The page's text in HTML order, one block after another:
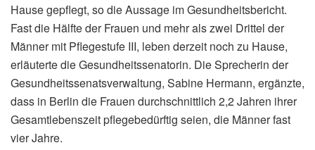
Hause gepflegt, so die Aussage im Gesundheitsbericht.
Fast die Hälfte der Frauen und mehr als zwei Drittel der
Männer mit Pflegestufe III, leben derzeit noch zu Hause,
erläuterte die Gesundheitssenatorin. Die Sprecherin der
Gesundheitssenatsverwaltung, Sabine Hermann, ergänzte,
dass in Berlin die Frauen durchschnittlich 2,2 Jahren ihrer
Gesamtlebenszeit pflegebedürftig seien, die Männer fast
vier Jahre.